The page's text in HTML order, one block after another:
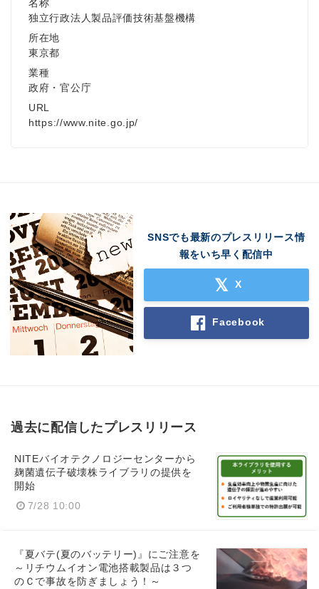
名称
独立行政法人製品評価技術基盤機構
所在地
東京都
業種
政府・官公庁
URL
https://www.nite.go.jp/
SNSでも最新のプレスリリース情
報をいち早く配信中
X
Facebook
過去に配信したプレスリリース
NITEバイオテクノロジーセンターから
麹菌遺伝子破壊株ライブラリの提供を
開始
7/28 10:00
『夏バテ(夏のバッテリー)』にご注意を
～リチウムイオン電池搭載製品は３つ
のＣで事故を防ぎましょう！～